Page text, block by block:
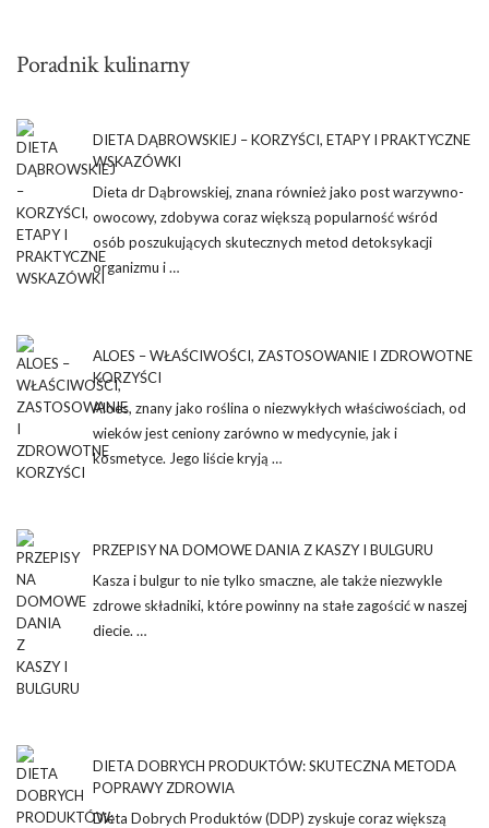
Poradnik kulinarny
DIETA DĄBROWSKIEJ – KORZYŚCI, ETAPY I PRAKTYCZNE
WSKAZÓWKI
Dieta dr Dąbrowskiej, znana również jako post warzywno-
owocowy, zdobywa coraz większą popularność wśród
osób poszukujących skutecznych metod detoksykacji
organizmu i …
ALOES – WŁAŚCIWOŚCI, ZASTOSOWANIE I ZDROWOTNE
KORZYŚCI
Aloes, znany jako roślina o niezwykłych właściwościach, od
wieków jest ceniony zarówno w medycynie, jak i
kosmetyce. Jego liście kryją …
PRZEPISY NA DOMOWE DANIA Z KASZY I BULGURU
Kasza i bulgur to nie tylko smaczne, ale także niezwykle
zdrowe składniki, które powinny na stałe zagościć w naszej
diecie. …
DIETA DOBRYCH PRODUKTÓW: SKUTECZNA METODA
POPRAWY ZDROWIA
Dieta Dobrych Produktów (DDP) zyskuje coraz większą